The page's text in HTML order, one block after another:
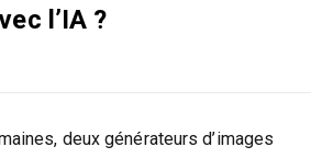
l’IA ?
deux générateurs d’images